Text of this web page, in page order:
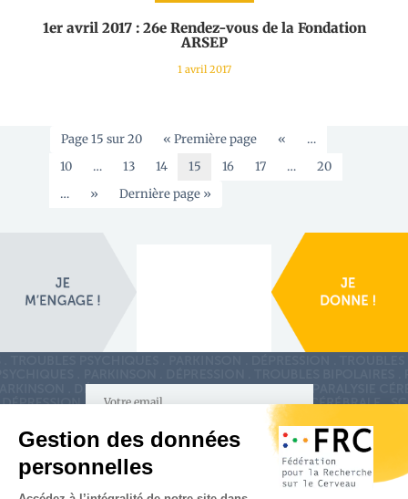
1er avril 2017 : 26e Rendez-vous de la Fondation
ARSEP
1 avril 2017
Page 15 sur 20 « Première page «
…
10
… 13 14 15 16 17 …
20
…
» Dernière page »
S'inscrire à la newsletter
les réseaux sociaux